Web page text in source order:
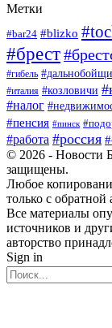
Метки
#bar24 #blizko
#брест
#гибель
#италия #козловичи
#налог
#пенсия #пинск
#работа #россия
© 2026 - Новости
защищены.
Любое
только с
Все материалы
источников и
авторство
Sign in